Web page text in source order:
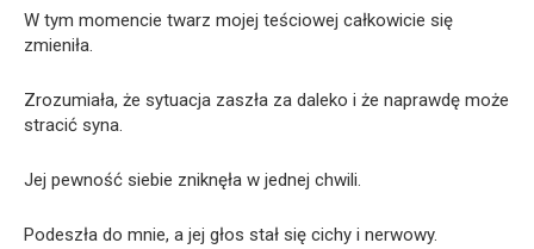
W tym momencie twarz mojej teściowej całkowicie się
zmieniła.
Zrozumiała, że sytuacja zaszła za daleko i że naprawdę może
stracić syna.
Jej pewność siebie zniknęła w jednej chwili.
Podeszła do mnie, a jej głos stał się cichy i nerwowy.